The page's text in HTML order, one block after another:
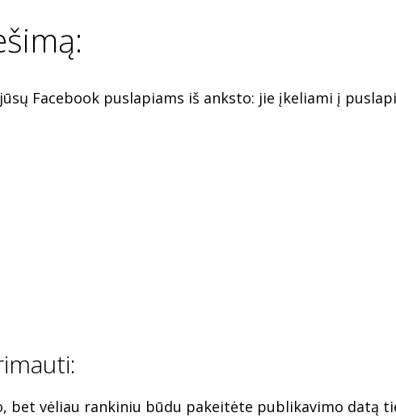
Facebook puslapiams iš anksto: jie įkeliami į
bet vėliau rankiniu būdu pakeitėte publikavimo datą